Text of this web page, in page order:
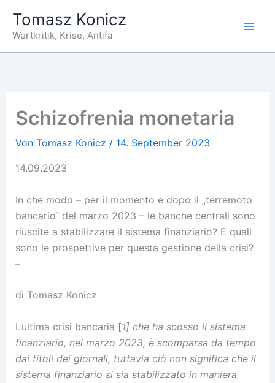
Inhalt
springen
Tomasz Konicz
Wertkritik, Krise, Antifa
Schizofrenia monetaria
Von Tomasz Konicz / 14. September 2023
14.09.2023
In che modo – per il momento e dopo il „terremoto
bancario“ del marzo 2023 – le banche centrali sono
riuscite a stabilizzare il sistema finanziario? E quali
sono le prospettive per questa gestione della crisi?
–
di Tomasz Konicz
L’ultima crisi bancaria [1] che ha scosso il sistema
finanziario, nel marzo 2023, è scomparsa da tempo
dai titoli dei giornali, tuttavia ciò non significa che il
sistema finanziario si sia stabilizzato in maniera